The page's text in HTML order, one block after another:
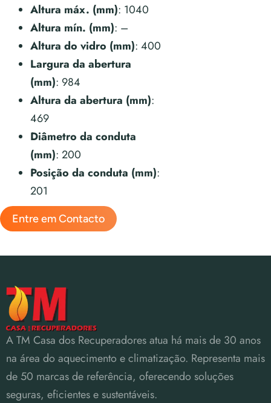
Altura máx. (mm): 1040
Altura mín. (mm): –
Altura do vidro (mm): 400
Largura da abertura
(mm): 984
Altura da abertura (mm):
469
Diâmetro da conduta
(mm): 200
Posição da conduta (mm):
201
Entre em Contacto
A TM Casa dos Recuperadores atua há mais de 30 anos
na área do aquecimento e climatização. Representa mais
de 50 marcas de referência, oferecendo soluções
seguras, eficientes e sustentáveis.